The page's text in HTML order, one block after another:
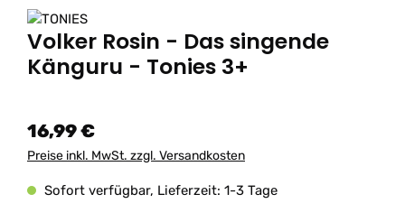
Volker Rosin - Das singende
Känguru - Tonies 3+
16,99 €
Preise inkl. MwSt. zzgl. Versandkosten
Sofort verfügbar, Lieferzeit: 1-3 Tage